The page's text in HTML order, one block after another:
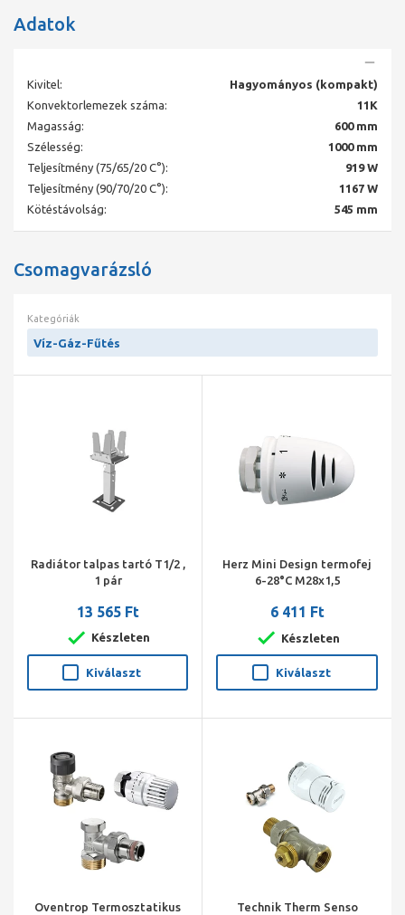
Adatok
Kivitel:
Hagyományos (kompakt)
Konvektorlemezek száma:
11K
Magasság:
600 mm
Szélesség:
1000 mm
Teljesítmény (75/65/20 C°):
919 W
Teljesítmény (90/70/20 C°):
1167 W
Kötéstávolság:
545 mm
Csomagvarázsló
Kategóriák
Víz-Gáz-Fűtés
Radiátor talpas tartó T1/2 ,
1 pár
13 565 Ft
Készleten
Kiválaszt
Herz Mini Design termofej
6-28°C M28x1,5
6 411 Ft
Készleten
Kiválaszt
Oventrop Termosztatikus
Technik Therm Senso